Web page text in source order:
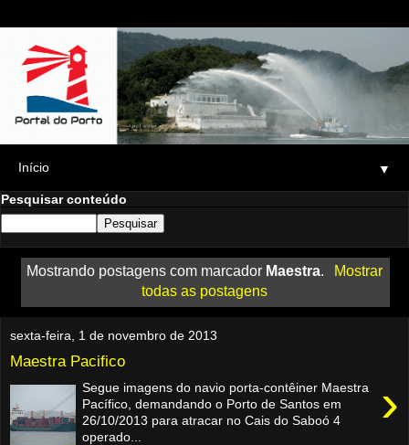
▼
Pesquisar conteúdo
Mostrando postagens com marcador Maestra.
Mostrar
todas as postagens
sexta-feira, 1 de novembro de 2013
Maestra Pacifico
›
Segue imagens do navio porta-contêiner Maestra
Pacífico, demandando o Porto de Santos em
26/10/2013 para atracar no Cais do Saboó 4
operado...